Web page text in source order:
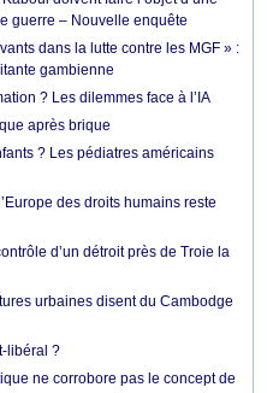
guerre – Nouvelle enquête
dans la lutte contre les MGF » :
gambienne
? Les dilemmes face à l’IA
après brique
? Les pédiatres américains
des droits humains reste
d’un détroit près de Troie la
urbaines disent du Cambodge
libéral ?
ne corrobore pas le concept de